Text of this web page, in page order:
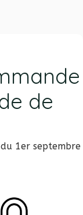
de
1er septembre